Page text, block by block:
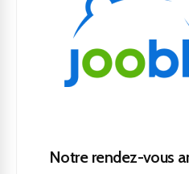
Notre rendez-vous